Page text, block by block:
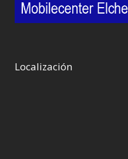
Localización